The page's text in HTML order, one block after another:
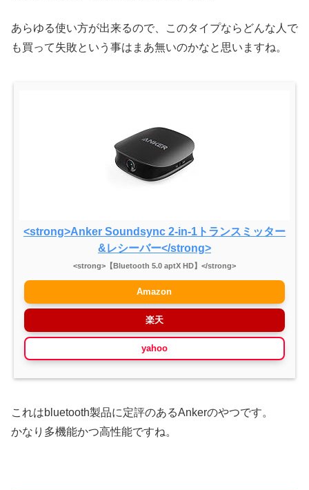
あらゆる使い方が出来るので、このタイプならどんな人で
も買って失敗という事はまあ無いのかなと思いますね。
<strong>Anker Soundsync 2-in-1トランスミッター
&レシーバー</strong>
<strong>【Bluetooth 5.0 aptX HD】</strong>
Amazon
楽天
yahoo
これはbluetooth製品に定評のあるAnkerのやつです。
かなり多機能かつ高性能ですね。